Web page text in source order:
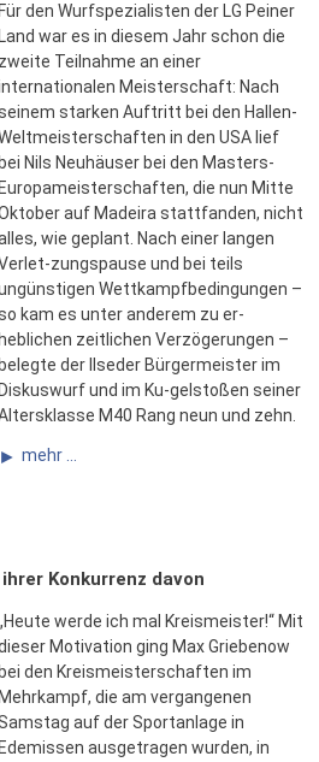
Für den Wurfspezialisten der LG Peiner
Land war es in diesem Jahr schon die
zweite Teilnahme an einer
Meisterschaft: Nach
starken Auftritt bei den Hallen-
in den USA lief
bei Nils Neuhäuser bei den Masters-
Europameisterschaften, die nun Mitte
auf Madeira stattfanden, nicht
wie geplant. Nach einer langen
zungspause und bei teils
Wettkampfbedingungen –
kam es unter anderem zu er-
heblichen zeitlichen Verzögerungen –
belegte der Ilseder Bürgermeister im
Diskuswurf und im Ku-gelstoßen seiner
M40 Rang neun und zehn.
mehr ...
Konkurrenz davon
werde ich mal Kreismeister!“ Mit
Motivation ging Max Griebenow
bei den Kreismeisterschaften im
Mehrkampf, die am vergangenen
auf der Sportanlage in
Edemissen ausgetragen wurden, in